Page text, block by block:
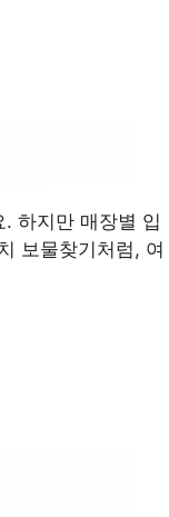
하지만 매장별 입
보물찾기처럼, 여